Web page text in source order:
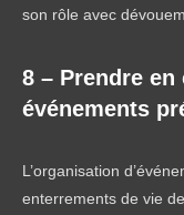
son rôle avec
8 – Prendre
événements
L’organisation
enterrements de vie